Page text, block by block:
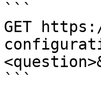
```
GET
```